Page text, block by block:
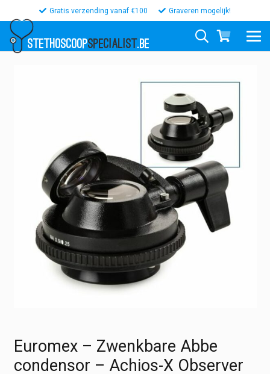
Gratis verzending vanaf €100 Graveren mogelijk!
STETHOSCOOPSPECIALIST.BE
Euromex – Zwenkbare Abbe
condensor – Achios-X Observer